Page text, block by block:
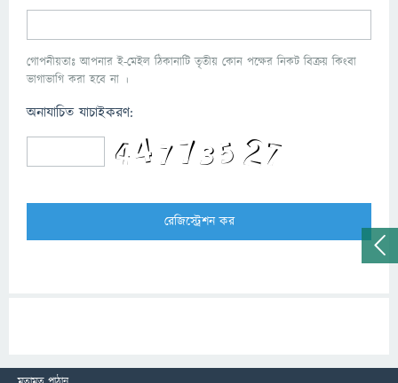
গোপনীয়তাঃ আপনার ই-মেইল ঠিকানাটি তৃতীয় কোন পক্ষের নিকট বিক্রয় কিংবা
ভাগাভাগি করা হবে না ।
অনাযাচিত যাচাইকরণ: